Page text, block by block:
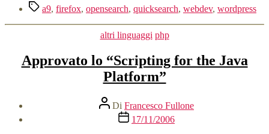
WordPress”
Tag a9, firefox, opensearch, quicksearch, webdev, wordpress
Categorie
altri linguaggi php
Approvato lo “Scripting for the Java
Platform”
Autore
articolo
Di Francesco Fullone
Data
dell'articolo
17/11/2006